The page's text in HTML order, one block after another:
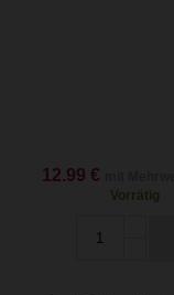
12.99 €
Vorrätig